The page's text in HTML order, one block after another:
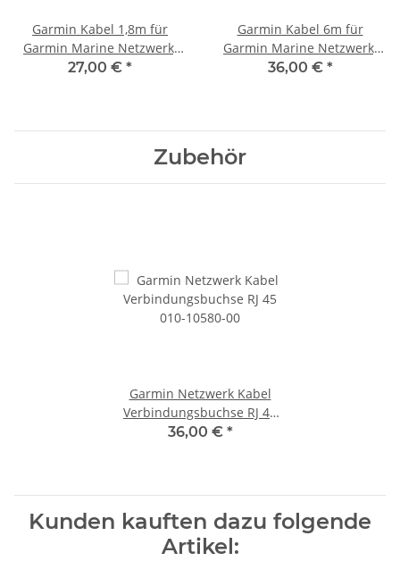
Garmin Kabel 1,8m für
Garmin Marine Netzwerk,
RJ-45 Stecker 010-10550-00
27,00 € *
Garmin Kabel 6m für
Garmin Marine Netzwerk,
RJ-45 Stecker 010-10551-00
36,00 € *
Zubehör
Garmin Netzwerk Kabel
Verbindungsbuchse RJ 45
010-10580-00
36,00 € *
Kunden kauften dazu folgende
Artikel: